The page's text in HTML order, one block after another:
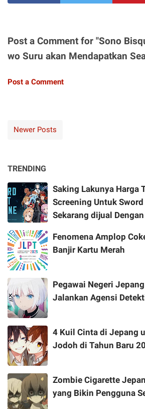
Post a Comment for "Sono
wo Suru akan Mendapatkan
Post a Comment
Newer Posts
TRENDING
Saking Lakunya Harga
Screening Untuk
Sekarang dijual
Fenomena Amplop
Banjir Kartu Merah
Pegawai Negeri
Jalankan Agensi
4 Kuil Cinta di Jepang
Jodoh di Tahun Baru
Zombie Cigarette
yang Bikin Pengguna